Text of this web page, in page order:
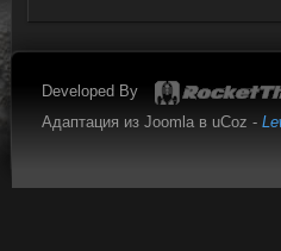
Developed By
Адаптация из Joomla в uCoz -